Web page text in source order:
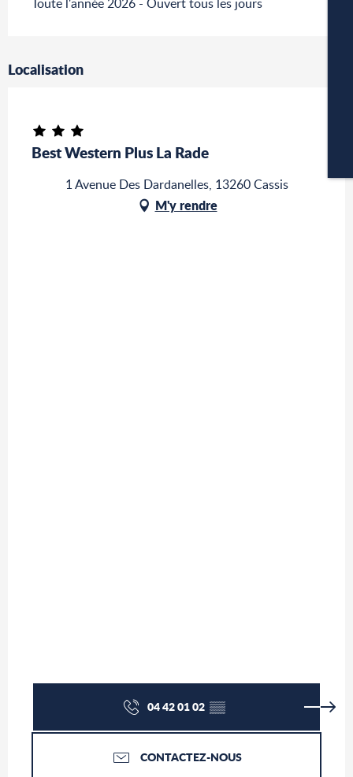
Localisation
Best Western Plus La Rade
1 Avenue Des Dardanelles, 13260 Cassis
M'y rendre
04 42 01 02▒▒
CONTACTEZ-NOUS